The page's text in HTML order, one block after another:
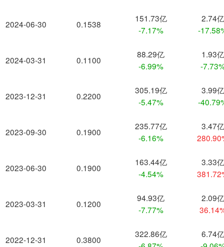
2024-06-30
2024-03-31
2023-12-31
2023-09-30
2023-06-30
2023-03-31
2022-12-31
0.1538
151.73亿
-7.17%
2.74亿
-
0.1100
88.29亿
-6.99%
1.93亿
-
0.2200
305.19亿
-5.47%
3.99亿
-
0.1900
235.77亿
-6.16%
3.47亿
0.1900
163.44亿
-4.54%
3.33亿
0.1200
94.93亿
-7.77%
2.09亿
0.3800
322.86亿
6.74亿